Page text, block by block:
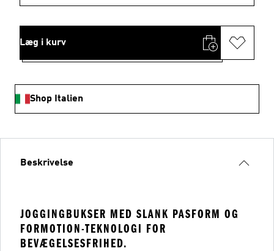
Læg i kurv
Shop Italien
Beskrivelse
JOGGINGBUKSER MED SLANK PASFORM OG
FORMOTION-TEKNOLOGI FOR
BEVÆGELSESFRIHED.